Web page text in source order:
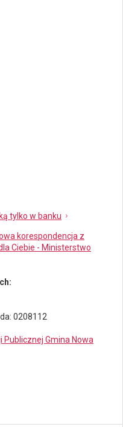
tylko w banku
korespondencja z
Ciebie - Ministerstwo
0208112
Gmina Nowa